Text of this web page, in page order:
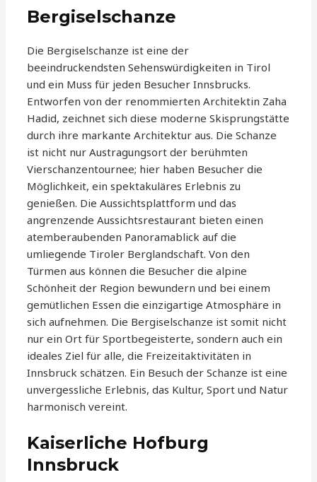
Bergiselschanze
Die Bergiselschanze ist eine der
beeindruckendsten Sehenswürdigkeiten in Tirol
und ein Muss für jeden Besucher Innsbrucks.
Entworfen von der renommierten Architektin Zaha
Hadid, zeichnet sich diese moderne Skisprungstätte
durch ihre markante Architektur aus. Die Schanze
ist nicht nur Austragungsort der berühmten
Vierschanzentournee; hier haben Besucher die
Möglichkeit, ein spektakuläres Erlebnis zu
genießen. Die Aussichtsplattform und das
angrenzende Aussichtsrestaurant bieten einen
atemberaubenden Panoramablick auf die
umliegende Tiroler Berglandschaft. Von den
Türmen aus können die Besucher die alpine
Schönheit der Region bewundern und bei einem
gemütlichen Essen die einzigartige Atmosphäre in
sich aufnehmen. Die Bergiselschanze ist somit nicht
nur ein Ort für Sportbegeisterte, sondern auch ein
ideales Ziel für alle, die Freizeitaktivitäten in
Innsbruck schätzen. Ein Besuch der Schanze ist eine
unvergessliche Erlebnis, das Kultur, Sport und Natur
harmonisch vereint.
Kaiserliche Hofburg
Innsbruck